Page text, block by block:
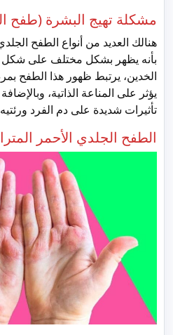
مشكلة تهيج البشرة (طفح
هنالك العديد من أنواع الطفح
بأنه يظهر بشكل مختلف على
الخدين، يرتبط ظهور هذا الطفح
يؤثر على المناعة الذاتية،
تأثيرات شديدة على دم الفرد
الطفح الجلدي الأحمر